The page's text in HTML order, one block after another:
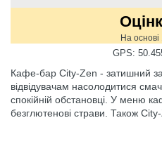
На основі
GPS:
Кафе-бар City-Zen - затишний
відвідувачам насолодитися
спокійній обстановці. У меню
безглютенові страви. Також